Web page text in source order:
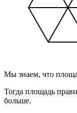
Мы знаем, что
Тогда площадь
больше.